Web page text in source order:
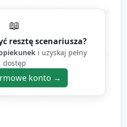
na krótkie, zmienne
trwa ok. 4–6 minut.
sensoryczne "Wiosenny
dziecku zamkniętą przez
📖
resztę scenariusza?
i uzyskaj pełny
dostęp
konto →